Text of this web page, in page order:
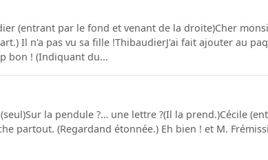
(entrant par le fond et venant de la droite)Cher
Il n'a pas vu sa fille !ThibaudierJ'ai fait ajouter au
bon ! (Indiquant du...
la pendule ?… une lettre ?(Il la prend.)Cécile
partout. (Regardand étonnée.) Eh bien ! et M.